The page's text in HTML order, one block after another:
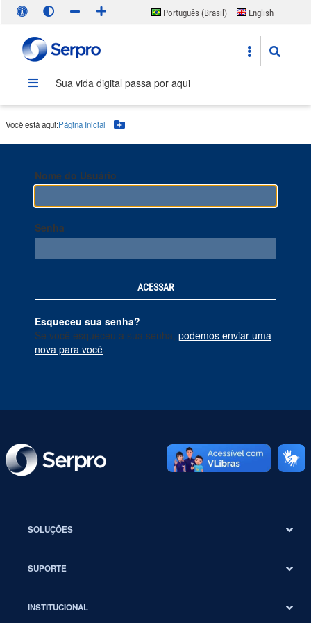
Português (Brasil)
English
Sua vida digital passa por aqui
Você está aqui:Página Inicial Botão Menu
Nome do Usuário
Senha
Esqueceu sua senha?
Se você esqueceu a sua senha, podemos enviar uma
nova para você
SOLUÇÕES
SUPORTE
INSTITUCIONAL